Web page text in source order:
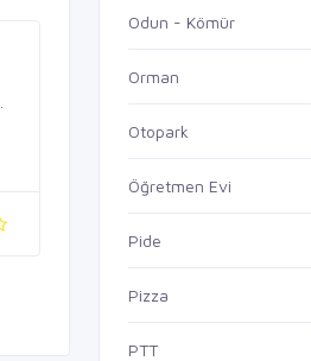
Odun - Kömür
Orman
Otopark
Öğretmen Evi
Pide
Pizza
PTT